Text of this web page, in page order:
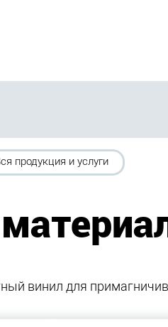
продукция и услуги
винил для